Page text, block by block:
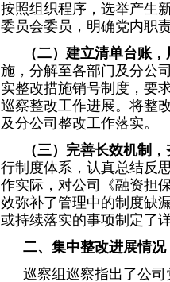
按照组织程序，选举产生
委员会委员，明确党内职
（二）建立清单台账，
施，分解至各部门及分公
实整改措施销号制度，要
巡察整改工作进展。将整
及分公司整改工作落实。
（三）完善长效机制，
行制度体系，认真总结反
作实际，对公司《融资担
效弥补了管理中的制度缺
或持续落实的事项制定了
二、集中整改进展情况
巡察组巡察指出了公司